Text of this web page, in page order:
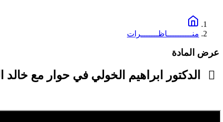
منــــــــــاظـــــــرات
عرض المادة
الدكتور ابراهيم الخولي في حوار مع خالد